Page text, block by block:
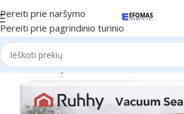
Pereiti prie naršymo
Pereiti prie pagrindinio turinio
Pradžia Naujienos